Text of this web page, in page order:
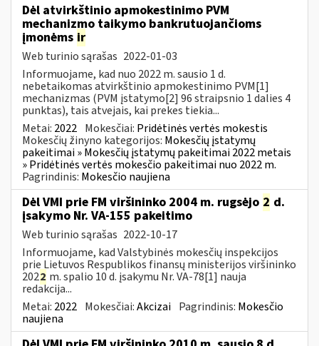
Dėl atvirkštinio apmokestinimo PVM
mechanizmo taikymo bankrutuojančioms
įmonėms ir
Web turinio sąrašas 2022-01-03
Informuojame, kad nuo 2022 m. sausio 1 d.
nebetaikomas atvirkštinio apmokestinimo PVM[1]
mechanizmas (PVM įstatymo[2] 96 straipsnio 1 dalies 4
punktas), tais atvejais, kai prekes tiekia...
Metai: 2022 Mokesčiai: Pridėtinės vertės mokestis
Mokesčių žinyno kategorijos: Mokesčių įstatymų
pakeitimai » Mokesčių įstatymų pakeitimai 2022 metais
» Pridėtinės vertės mokesčio pakeitimai nuo 2022 m.
Pagrindinis: Mokesčio naujiena
Dėl VMI prie FM viršininko 2004 m. rugsėjo 2 d.
įsakymo Nr. VA-155 pakeitimo
Web turinio sąrašas 2022-10-17
Informuojame, kad Valstybinės mokesčių inspekcijos
prie Lietuvos Respublikos finansų ministerijos viršininko
2022 m. spalio 10 d. įsakymu Nr. VA-78[1] nauja
redakcija...
Metai: 2022 Mokesčiai:Akcizai Pagrindinis: Mokesčio
naujiena